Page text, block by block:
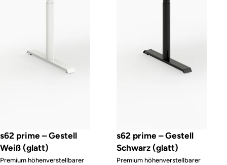
s62 prime – Gestell
Weiß (glatt)
Premium höhenverstellbarer
s62 prime – Gestell
Schwarz (glatt)
Premium höhenverstellbarer